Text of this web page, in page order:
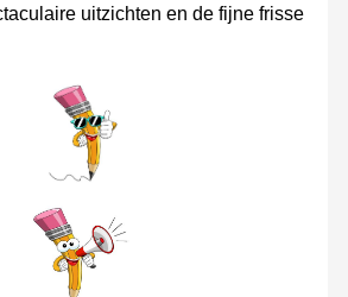
uitzichten en de fijne frisse